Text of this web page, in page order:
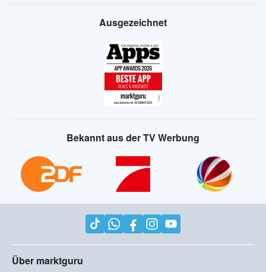
Ausgezeichnet
Bekannt aus der TV Werbung
Über marktguru